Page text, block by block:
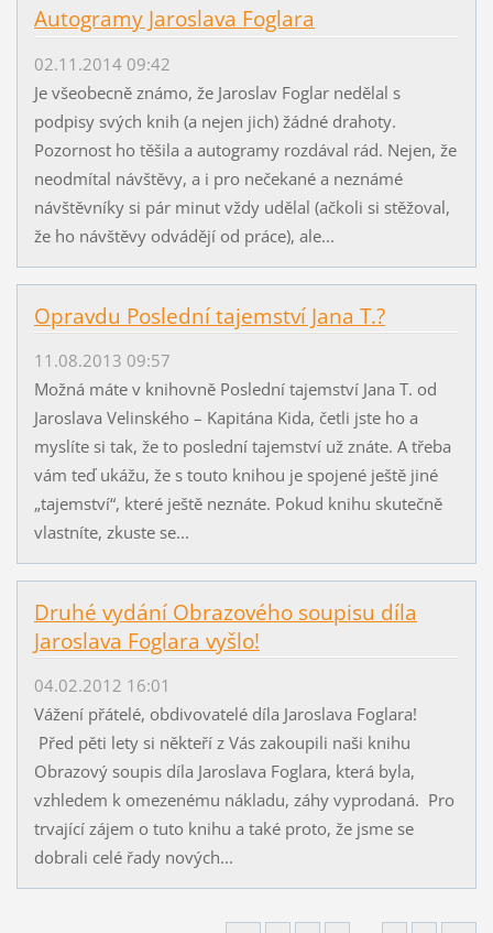
Autogramy Jaroslava Foglara
02.11.2014 09:42
Je všeobecně známo, že Jaroslav Foglar nedělal s
podpisy svých knih (a nejen jich) žádné drahoty.
Pozornost ho těšila a autogramy rozdával rád. Nejen, že
neodmítal návštěvy, a i pro nečekané a neznámé
návštěvníky si pár minut vždy udělal (ačkoli si stěžoval,
že ho návštěvy odvádějí od práce), ale...
Opravdu Poslední tajemství Jana T.?
11.08.2013 09:57
Možná máte v knihovně Poslední tajemství Jana T. od
Jaroslava Velinského – Kapitána Kida, četli jste ho a
myslíte si tak, že to poslední tajemství už znáte. A třeba
vám teď ukážu, že s touto knihou je spojené ještě jiné
„tajemství“, které ještě neznáte. Pokud knihu skutečně
vlastníte, zkuste se...
Druhé vydání Obrazového soupisu díla
Jaroslava Foglara vyšlo!
04.02.2012 16:01
Vážení přátelé, obdivovatelé díla Jaroslava Foglara!
Před pěti lety si někteří z Vás zakoupili naši knihu
Obrazový soupis díla Jaroslava Foglara, která byla,
vzhledem k omezenému nákladu, záhy vyprodaná. Pro
trvající zájem o tuto knihu a také proto, že jsme se
dobrali celé řady nových...